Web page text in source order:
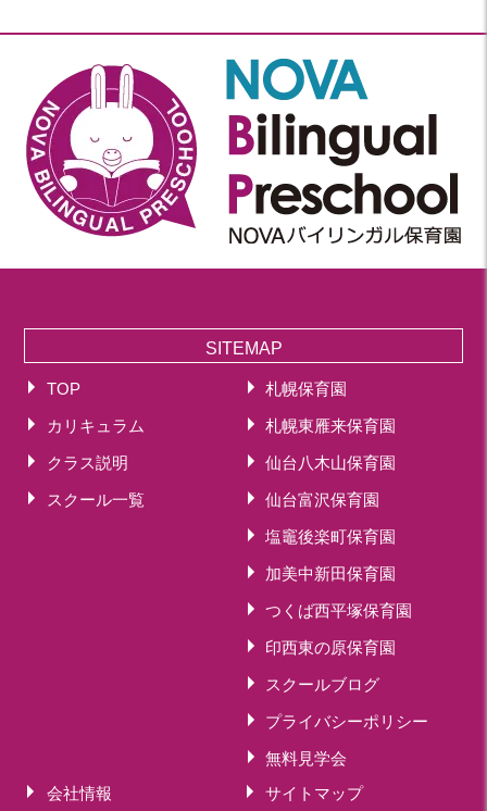
2023年 08月(22)
2023年 07月(20)
2023年 06月(22)
2023年 05月(20)
2023年 04月(20)
2023年 03月(22)
2023年 02月(19)
2022
2022年 10月(20)
2022年 09月(20)
2022年 08月(23)
SITEMAP
TOP
カリキュラム
クラス説明
スクール一覧
札幌保育園
札幌東雁来保育園
仙台八木山保育園
仙台富沢保育園
塩竈後楽町保育園
加美中新田保育園
つくば西平塚保育園
印西東の原保育園
スクールブログ
プライバシーポリシー
無料見学会
会社情報
サイトマップ